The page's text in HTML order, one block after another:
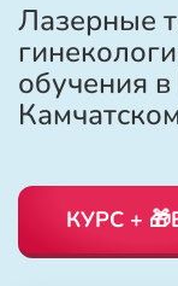
Лазерные
обучения
Камчатском
КУРС +